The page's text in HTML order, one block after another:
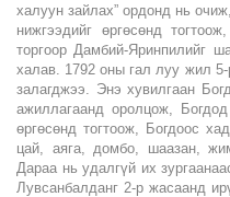
халуун зайлах” ордонд нь
нижгээдийг өргөсөнд
торгоор Дамбий-Яринпилийг
халав. 1792 оны гал луу жил
залагджээ. Энэ хувилгаан
ажиллагаанд оролцож,
өргөсөнд тогтоож, Богдоос
цай, аяга, домбо, шаазан,
Дараа нь удалгүй их
Лувсанбалданг 2-р жасаанд